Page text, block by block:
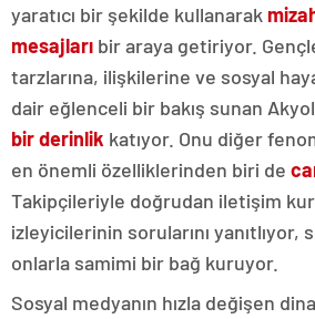
yaratıcı bir şekilde kullanarak
mesajları bir araya getiriyor.
tarzlarına, ilişkilerine ve sosyal
dair eğlenceli bir bakış sunan
bir derinlik katıyor. Onu diğer
en önemli özelliklerinden biri de
Takipçileriyle doğrudan iletişim
izleyicilerinin sorularını
onlarla samimi bir bağ kuruyor.
Sosyal medyanın hızla değişen